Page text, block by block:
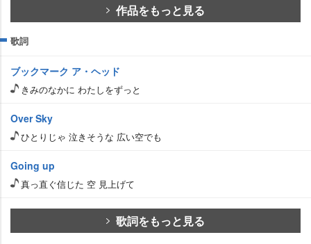
作品をもっと見る
歌詞
ブックマーク ア・ヘッド
きみのなかに わたしをずっと
Over Sky
ひとりじゃ 泣きそうな 広い空でも
Going up
真っ直ぐ信じた 空 見上げて
歌詞をもっと見る